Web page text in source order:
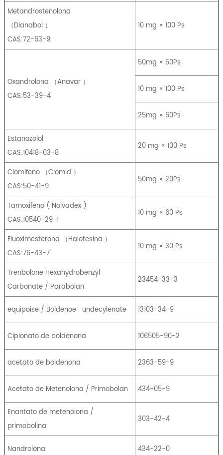
Metandrostenolona
（Dianabol ）
CAS:72-63-9
10 mg × 100 Ps
Oxandrolona （Anavar ）
CAS:53-39-4
50mg × 50Ps
10 mg × 100 Ps
25mg × 60Ps
Estanozolol
CAS:10418-03-8
20 mg × 100 Ps
Clomifeno （Clomid ）
CAS:50-41-9
50mg × 20Ps
Tamoxifeno ( Nolvadex )
CAS:10540-29-1
10 mg × 60 Ps
Fluoximesterona （Halotesina ）
CAS:76-43-7
10 mg × 30 Ps
Trenbolone Hexahydrobenzyl
Carbonate / Parabolan
23454-33-3
equipoise / Boldenoe undecylenate 13103-34-9
Cipionato de boldenona 106505-90-2
acetato de boldenona 2363-59-9
Acetato de Metenolona / Primobolan 434-05-9
Enantato de metenolona /
primobolina
303-42-4
Nandrolona 434-22-0